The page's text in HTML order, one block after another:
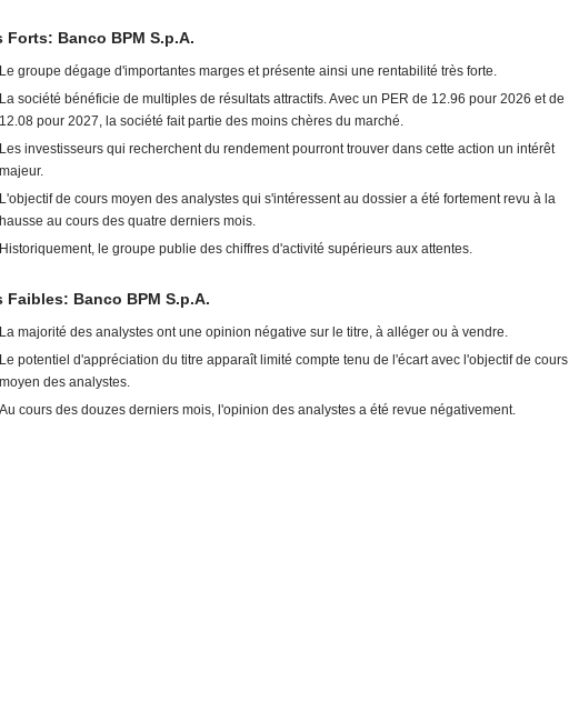
Forts: Banco BPM S.p.A.
Le groupe dégage d'importantes marges et présente ainsi une rentabilité très forte.
La société bénéficie de multiples de résultats attractifs. Avec un PER de 12.96 pour 2026 et de
12.08 pour 2027, la société fait partie des moins chères du marché.
Les investisseurs qui recherchent du rendement pourront trouver dans cette action un intérêt
majeur.
L'objectif de cours moyen des analystes qui s'intéressent au dossier a été fortement revu à la
hausse au cours des quatre derniers mois.
Historiquement, le groupe publie des chiffres d'activité supérieurs aux attentes.
Faibles: Banco BPM S.p.A.
La majorité des analystes ont une opinion négative sur le titre, à alléger ou à vendre.
Le potentiel d'appréciation du titre apparaît limité compte tenu de l'écart avec l'objectif de cours
moyen des analystes.
Au cours des douzes derniers mois, l'opinion des analystes a été revue négativement.